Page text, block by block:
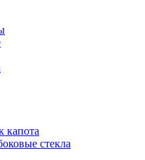
капота
стекла